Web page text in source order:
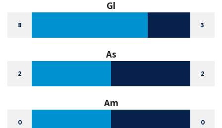
Gl
8 3
As
2 2
Am
0 0